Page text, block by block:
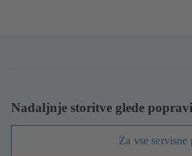
Nadaljnje storitve glede
Za vse servisne